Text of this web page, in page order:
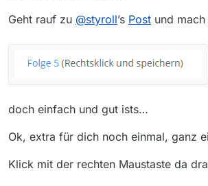
Geht rauf zu @styroll’s Post und
doch einfach und gut ists…
Ok, extra für dich noch einmal, ganz
Klick mit der rechten Maustaste da